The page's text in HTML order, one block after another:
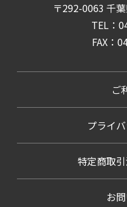
〒292-0063 千
TEL：
FAX：
ご
プライ
特定商取
お